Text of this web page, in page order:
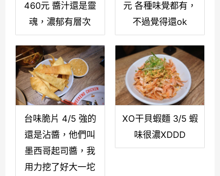
460元 醬汁還是靈
魂，濃郁有層次
元 各種味覺都有，
不過覺得還ok
台味脆片 4/5 強的
還是沾醬，他們叫
墨西哥起司醬，我
用力挖了好大一坨
XO干貝蝦麵 3/5 蝦
味很濃XDDD